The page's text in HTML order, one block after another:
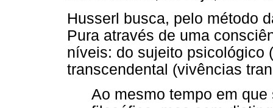
Husserl busca, pelo método
Pura através de uma
níveis: do sujeito psicológico
transcendental (vivências
Ao mesmo tempo em